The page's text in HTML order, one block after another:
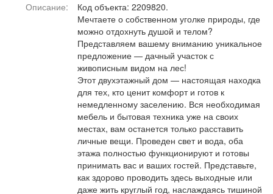
Обучение Проекты
Поздравления Погода
Я - пенсионер
Описание:
Код объекта: 2209820.
Мечтаете о собственном уголке природы, где
можно отдохнуть душой и телом?
Представляем вашему вниманию уникальное
предложение — дачный участок с
живописным видом на лес!
Этот двухэтажный дом — настоящая находка
для тех, кто ценит комфорт и готов к
немедленному заселению. Вся необходимая
мебель и бытовая техника уже на своих
местах, вам останется только расставить
личные вещи. Проведен свет и вода, оба
этажа полностью функционируют и готовы
принимать вас и ваших гостей. Представьте,
как здорово проводить здесь выходные или
даже жить круглый год, наслаждаясь тишиной